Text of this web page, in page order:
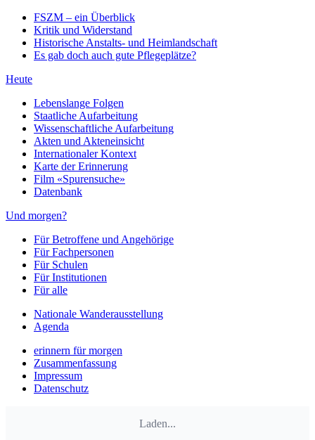
FSZM – ein Überblick
Kritik und Widerstand
Historische Anstalts- und Heimlandschaft
Es gab doch auch gute Pflegeplätze?
Heute
Lebenslange Folgen
Staatliche Aufarbeitung
Wissenschaftliche Aufarbeitung
Akten und Akteneinsicht
Internationaler Kontext
Karte der Erinnerung
Film «Spurensuche»
Datenbank
Und morgen?
Für Betroffene und Angehörige
Für Fachpersonen
Für Schulen
Für Institutionen
Für alle
Nationale Wanderausstellung
Agenda
erinnern für morgen
Zusammenfassung
Impressum
Datenschutz
Laden...